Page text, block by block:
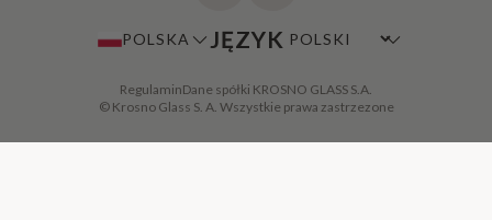
POLSKA JĘZYK
RegulaminDane spółki KROSNO GLASS S.A.
© Krosno Glass S. A. Wszystkie prawa zastrzezone